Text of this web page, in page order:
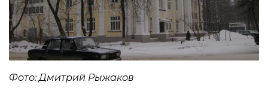
Фото: Дмитрий Рыжаков